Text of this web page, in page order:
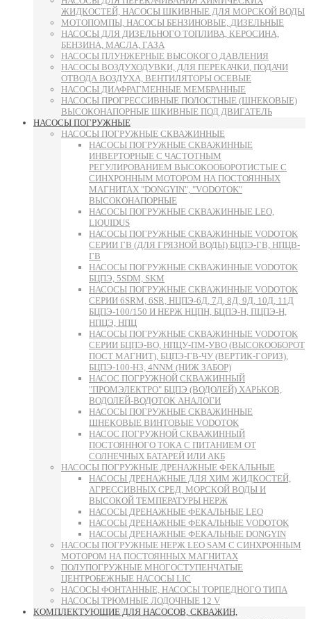
ЖИДКОСТЕЙ, НАСОСЫ ШКИВНЫЕ ДЛЯ МОРСКОЙ ВОДЫ
МОТОПОМПЫ, НАСОСЫ БЕНЗИНОВЫЕ, ДИЗЕЛЬНЫЕ
НАСОСЫ ДЛЯ ДИЗЕЛЬНОГО ТОПЛИВА, КЕРОСИНА,
БЕНЗИНА, МАСЛА, ГАЗА
НАСОСЫ ПЛУНЖЕРНЫЕ ВЫСОКОГО ДАВЛЕНИЯ
НАСОСЫ ВОЗДУХОДУВКИ, ДЛЯ ПЕРЕКАЧКИ, ПОДАЧИ
ОТВОДА ВОЗДУХА, ВЕНТИЛЯТОРЫ ОСЕВЫЕ
НАСОСЫ ДИАФРАГМЕННЫЕ МЕМБРАННЫЕ
НАСОСЫ ПРОГРЕССИВНЫЕ ПОЛОСТНЫЕ (ШНЕКОВЫЕ)
ВЫСОКОНАПОРНЫЕ ШКИВНЫЕ ПОД ДВИГАТЕЛЬ
НАСОСЫ ПОГРУЖНЫЕ
НАСОСЫ ПОГРУЖНЫЕ СКВАЖИННЫЕ
НАСОСЫ ПОГРУЖНЫЕ СКВАЖИННЫЕ
ИНВЕРТОРНЫЕ С ЧАСТОТНЫМ
РЕГУЛИРОВАНИЕМ ВЫСОКООБОРОТИСТЫЕ С
СИНХРОННЫМ МОТОРОМ НА ПОСТОЯННЫХ
МАГНИТАХ "DONGYIN", "VODOTOK"
ВЫСОКОНАПОРНЫЕ
НАСОСЫ ПОГРУЖНЫЕ СКВАЖИННЫЕ LEO,
LIQUIDUS
НАСОСЫ ПОГРУЖНЫЕ СКВАЖИННЫЕ VODOTOK
СЕРИИ ГВ (ДЛЯ ГРЯЗНОЙ ВОДЫ) БЦПЭ-ГВ, НПЦВ-
ГВ
НАСОСЫ ПОГРУЖНЫЕ СКВАЖИННЫЕ VODOTOK
БЦПЭ, 5SDM, SKM
НАСОСЫ ПОГРУЖНЫЕ СКВАЖИННЫЕ VODOTOK
СЕРИИ 6SRM, 6SR, НЦПЭ-6Д, 7Д, 8Д, 9Д, 10Д, 11Д
БЦПЭ-100/150 И НЕРЖ НЦПН, БЦПЭ-Н, ПЦПЭ-Н,
НПЦЭ, НПЦ
НАСОСЫ ПОГРУЖНЫЕ СКВАЖИННЫЕ VODOTOK
СЕРИИ БЦПЭ-ВО, НПЦУ-ПМ-УВО (ВЫСОКООБОРОТ
ПОСТ МАГНИТ), БЦПЭ-ГВ-ЧУ (ВЕРТИК-ГОРИЗ),
БЦПЭ-100-НЗ, 4NNM (НИЖ ЗАБОР)
НАСОС ПОГРУЖНОЙ СКВАЖИННЫЙ
"ПРОМЭЛЕКТРО" БЦПЭ (ВОДОЛЕЙ) ХАРЬКОВ,
ВОДОЛЕЙ-ВОДОТОК АНАЛОГИ
НАСОСЫ ПОГРУЖНЫЕ СКВАЖИННЫЕ
ШНЕКОВЫЕ ВИНТОВЫЕ VODOTOK
НАСОС ПОГРУЖНОЙ СКВАЖИННЫЙ
ПОСТОЯННОГО ТОКА С ПИТАНИЕМ ОТ
СОЛНЕЧНЫХ БАТАРЕЙ ИЛИ АКБ
НАСОСЫ ПОГРУЖНЫЕ ДРЕНАЖНЫЕ ФЕКАЛЬНЫЕ
НАСОСЫ ДРЕНАЖНЫЕ ДЛЯ ХИМ ЖИДКОСТЕЙ,
АГРЕССИВНЫХ СРЕД, МОРСКОЙ ВОДЫ И
ВЫСОКОЙ ТЕМПЕРАТУРЫ НЕРЖ
НАСОСЫ ДРЕНАЖНЫЕ ФЕКАЛЬНЫЕ LEO
НАСОСЫ ДРЕНАЖНЫЕ ФЕКАЛЬНЫЕ VODOTOK
НАСОСЫ ДРЕНАЖНЫЕ ФЕКАЛЬНЫЕ DONGYIN
НАСОСЫ ПОГРУЖНЫЕ НЕРЖ LEO SAM С СИНХРОННЫМ
МОТОРОМ НА ПОСТОЯННЫХ МАГНИТАХ
ПОЛУПОГРУЖНЫЕ МНОГОСТУПЕНЧАТЫЕ
ЦЕНТРОБЕЖНЫЕ НАСОСЫ LIC
НАСОСЫ ФОНТАННЫЕ, НАСОСЫ ТОРПЕДНОГО ТИПА
НАСОСЫ ТРЮМНЫЕ ЛОДОЧНЫЕ 12 V
КОМПЛЕКТУЮЩИЕ ДЛЯ НАСОСОВ, СКВАЖИН,